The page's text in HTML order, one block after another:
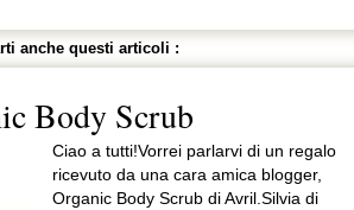
anche questi articoli :
Body Scrub
Ciao a tutti!Vorrei parlarvi di un regalo
ricevuto da una cara amica blogger,
Organic Body Scrub di Avril.Silvia di